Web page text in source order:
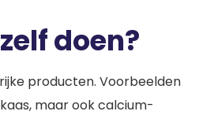
doen?
producten. Voorbeelden
maar ook calcium-